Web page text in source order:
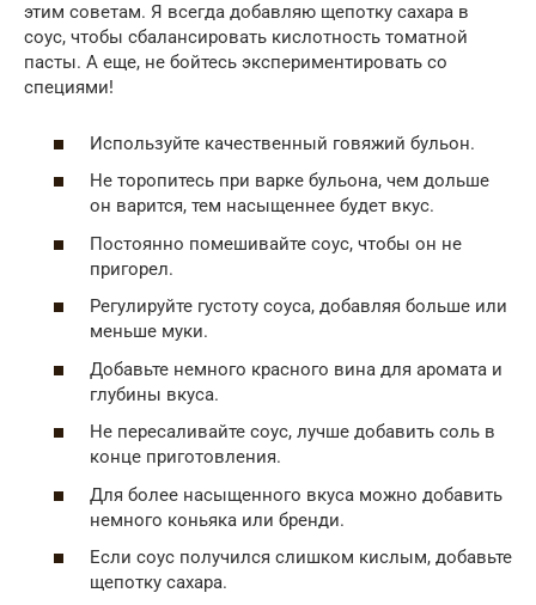
этим советам. Я всегда добавляю щепотку сахара в
соус, чтобы сбалансировать кислотность томатной
пасты. А еще, не бойтесь экспериментировать со
специями!
Используйте качественный говяжий бульон.
Не торопитесь при варке бульона, чем дольше
он варится, тем насыщеннее будет вкус.
Постоянно помешивайте соус, чтобы он не
пригорел.
Регулируйте густоту соуса, добавляя больше или
меньше муки.
Добавьте немного красного вина для аромата и
глубины вкуса.
Не пересаливайте соус, лучше добавить соль в
конце приготовления.
Для более насыщенного вкуса можно добавить
немного коньяка или бренди.
Если соус получился слишком кислым, добавьте
щепотку сахара.